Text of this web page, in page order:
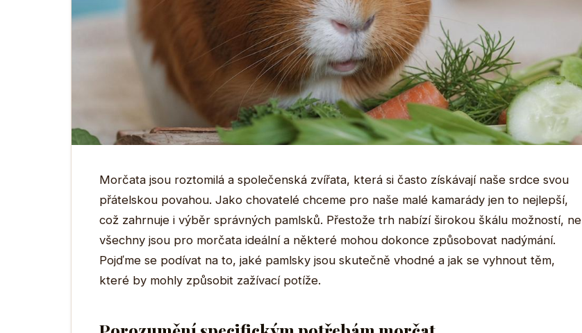
Morčata jsou roztomilá a společenská zvířata, která si často získávají naše srdce svou
přátelskou povahou. Jako chovatelé chceme pro naše malé kamarády jen to nejlepší,
což zahrnuje i výběr správných pamlsků. Přestože trh nabízí širokou škálu možností, ne
všechny jsou pro morčata ideální a některé mohou dokonce způsobovat nadýmání.
Pojďme se podívat na to, jaké pamlsky jsou skutečně vhodné a jak se vyhnout těm,
které by mohly způsobit zažívací potíže.